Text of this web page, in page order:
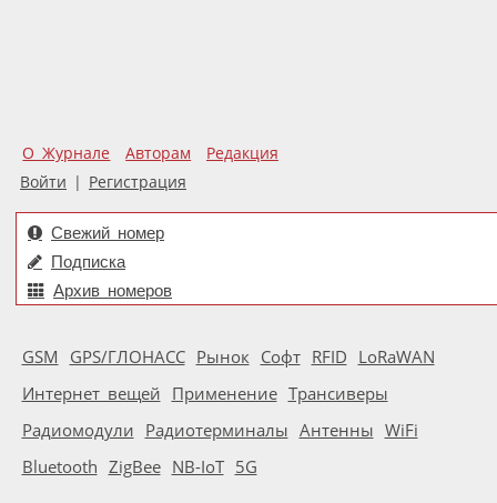
О Журнале Авторам
Редакция
Войти | Регистрация
Свежий номер
Подписка
Архив номеров
GSM GPS/ГЛОНАСС Рынок Софт RFID LoRaWAN
Интернет вещей Применение Трансиверы
Радиомодули Радиотерминалы Антенны WiFi
Bluetooth ZigBee NB-IoT 5G